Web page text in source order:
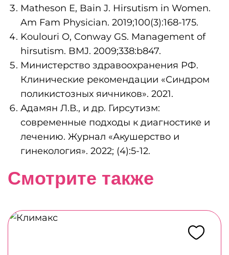
Matheson E, Bain J. Hirsutism in Women.
Am Fam Physician. 2019;100(3):168-175.
Koulouri O, Conway GS. Management of
hirsutism. BMJ. 2009;338:b847.
Министерство здравоохранения РФ.
Клинические рекомендации «Синдром
поликистозных яичников». 2021.
Адамян Л.В., и др. Гирсутизм:
современные подходы к диагностике и
лечению. Журнал «Акушерство и
гинекология». 2022; (4):5-12.
Смотрите также